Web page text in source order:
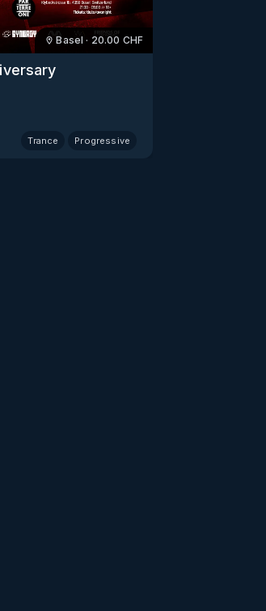
Basel · 20.00 CHF
Trance Progressive